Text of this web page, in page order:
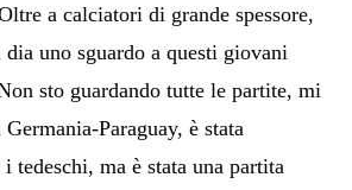
a calciatori di grande spessore,
uno sguardo a questi giovani
sto guardando tutte le partite, mi
Paraguay, è stata
tedeschi, ma è stata una partita